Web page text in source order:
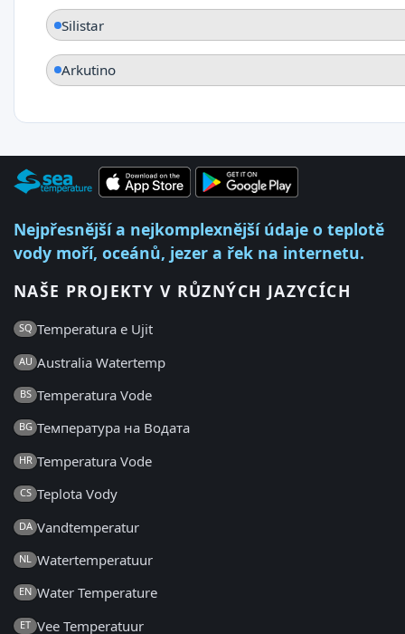
Silistar
Arkutino
Nejpřesnější a nejkomplexnější údaje o teplotě
vody moří, oceánů, jezer a řek na internetu.
NAŠE PROJEKTY V RŮZNÝCH JAZYCÍCH
SQ Temperatura e Ujit
AU Australia Watertemp
BS Temperatura Vode
BG Температура на Водата
HR Temperatura Vode
CS Teplota Vody
DA Vandtemperatur
NL Watertemperatuur
EN Water Temperature
ET Vee Temperatuur